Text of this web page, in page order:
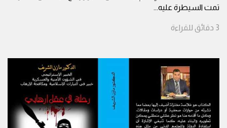
تمت السيطرة عليه...
3 دقائق للقراءة